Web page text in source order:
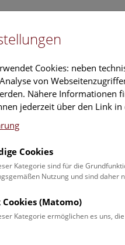
Forschung
Schulprogrammen finden Sie
Cookies: neben
von
Nähere Informationen
jederzeit über den Link
Cookies
Kategorie sind für die
Nutzung und sind daher
(Matomo)
Kategorie ermöglichen es uns,